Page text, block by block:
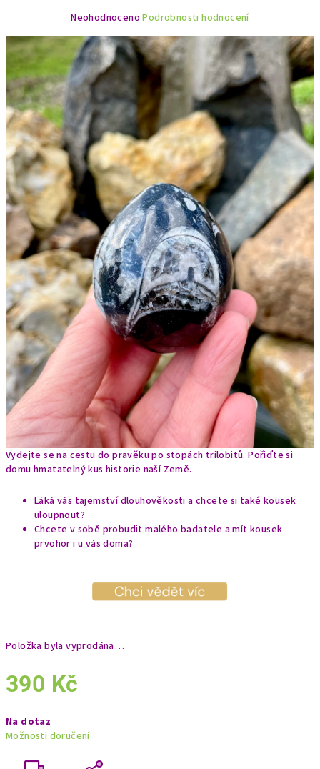
Vydejte se na cestu do pravěku po stopách trilobitů. Pořiďte si
domu hmatatelný kus historie naší Země.
Láká vás tajemství dlouhověkosti a chcete si také kousek
uloupnout?
Chcete v sobě probudit malého badatele a mít kousek
prvohor i u vás doma?
Položka byla vyprodána…
390 Kč
cena:
Na dotaz
Možnosti doručení
produktu
0,0
z
5
hvězdiček.
Neohodnoceno Podrobnosti hodnocení